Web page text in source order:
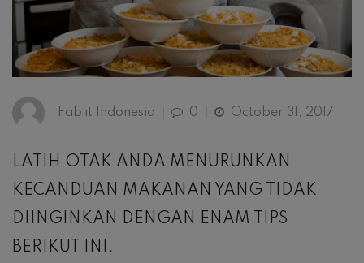
Fabfit Indonesia 0 October 31, 2017
LATIH OTAK ANDA MENURUNKAN
KECANDUAN MAKANAN YANG TIDAK
DIINGINKAN DENGAN ENAM TIPS
BERIKUT INI.